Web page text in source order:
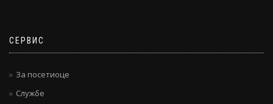
СЕРВИС
За посетиоце
Службе